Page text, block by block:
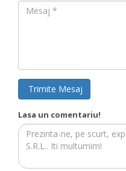
Mesaj
Trimite Mesaj
Lasa un comentariu!